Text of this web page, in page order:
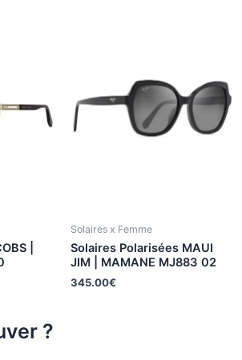
|
Solaires x Femme
Solaires Polarisées MAUI
JIM | MAMANE MJ883 02
345.00€
?